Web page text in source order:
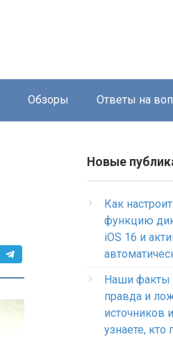
Обзоры Ответы на
Новые
Как
функцию
iOS 16 и
Наши факты
правда и
узнаете,